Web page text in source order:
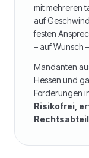
mit mehreren
auf
festen
– auf Wunsch
Mandanten
Hessen und
Forderungen
Risikofrei,